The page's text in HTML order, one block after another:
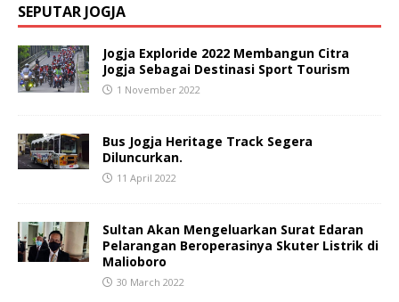
SEPUTAR JOGJA
Jogja Exploride 2022 Membangun Citra
Jogja Sebagai Destinasi Sport Tourism
1 November 2022
Bus Jogja Heritage Track Segera
Diluncurkan.
11 April 2022
Sultan Akan Mengeluarkan Surat Edaran
Pelarangan Beroperasinya Skuter Listrik di
Malioboro
30 March 2022